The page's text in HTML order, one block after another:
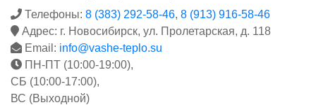
Телефоны: 8 (383) 292-58-46, 8 (913) 916-58-46
Адрес: г. Новосибирск, ул. Пролетарская, д. 118
Email: info@vashe-teplo.su
ПН-ПТ (10:00-19:00),
СБ (10:00-17:00),
ВС (Выходной)